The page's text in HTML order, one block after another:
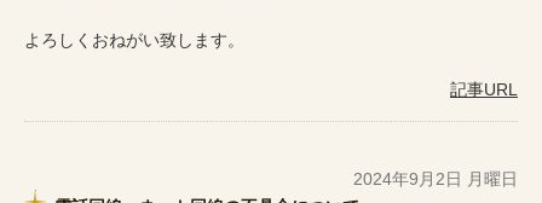
よろしくおねがい致します。
記事URL
2024年9月2日 月曜日